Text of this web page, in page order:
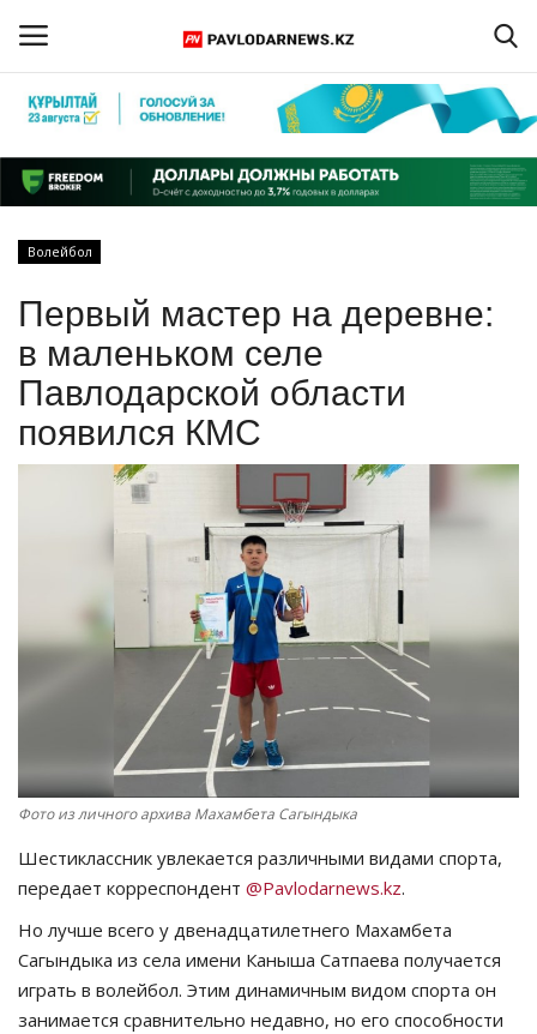
Регистрация
Главная
ПАВЛОДАРСКАЯ ОБЛАСТЬ
КАЗАХСТАН
МИР
Чек-лист
РАЗВЛЕЧЕНИЯ
Курултай
Язык
Қазақша Русский
Волейбол
Первый мастер на деревне:
в маленьком селе
Павлодарской области
появился КМС
Фото из личного архива Махамбета Сагындыка
Шестиклассник увлекается различными видами спорта,
передает корреспондент @Pavlodarnews.kz.
Но лучше всего у двенадцатилетнего Махамбета
Сагындыка из села имени Каныша Сатпаева получается
играть в волейбол. Этим динамичным видом спорта он
занимается сравнительно недавно, но его способности